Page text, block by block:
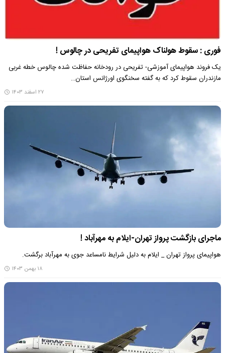
فوری : سقوط هولناک هواپیمای تفریحی در چالوس !
یک فروند هواپیمای آموزشی- تفریحی در رودخانه حفاظت شده چالوس خطه غربی
مازندران سقوط کرد که به گفته سخنگوی اورژانس استان…
۲۷ اسفند ۱۴۰۳
ماجرای بازگشت پرواز تهران-ایلام به مهرآباد !
هواپیمای پرواز تهران _ ایلام به دلیل شرایط نامساعد جوی به مهرآباد برگشت.
۱۸ بهمن ۱۴۰۳